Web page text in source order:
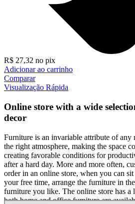
R$ 27,32 no pix
Adicionar ao carrinho
Comparar
Visualização Rápida
Online store with a wide
decor
Furniture is an invariable attribute of
the right atmosphere, making the space
creating favorable conditions for
after a hard day. More and more often,
order in an online store, when you can
your free time, arrange the furniture in
furniture you like. The online store has a
both home and office furniture are